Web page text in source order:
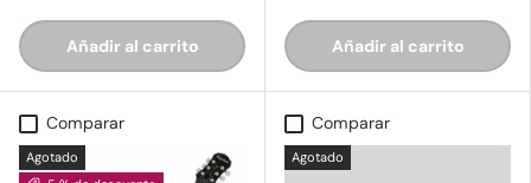
Añadir al carrito Añadir al carrito
Comparar
Agotado
Comparar
Agotado